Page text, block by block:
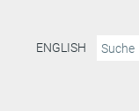
ENGLISH